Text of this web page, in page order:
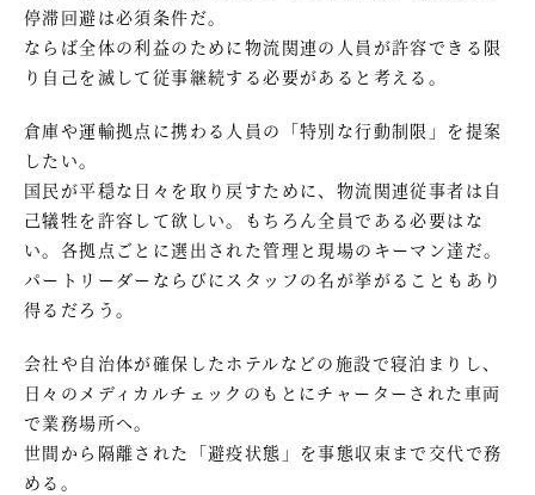
停滞回避は必須条件だ。
ならば全体の利益のために物流関連の人員が許容できる限
り自己を滅して従事継続する必要があると考える。
倉庫や運輸拠点に携わる人員の「特別な行動制限」を提案
したい。
国民が平穏な日々を取り戻すために、物流関連従事者は自
己犠牲を許容して欲しい。もちろん全員である必要はな
い。各拠点ごとに選出された管理と現場のキーマン達だ。
パートリーダーならびにスタッフの名が挙がることもあり
得るだろう。
会社や自治体が確保したホテルなどの施設で寝泊まりし、
日々のメディカルチェックのもとにチャーターされた車両
で業務場所へ。
世間から隔離された「避疫状態」を事態収束まで交代で務
める。